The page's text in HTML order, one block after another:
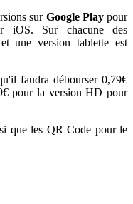
sur Google Playpour
iOS. Sur chacune des
une version tablette est
faudra débourser 0,79€
pour la version HD pour
que les QR Code pour le